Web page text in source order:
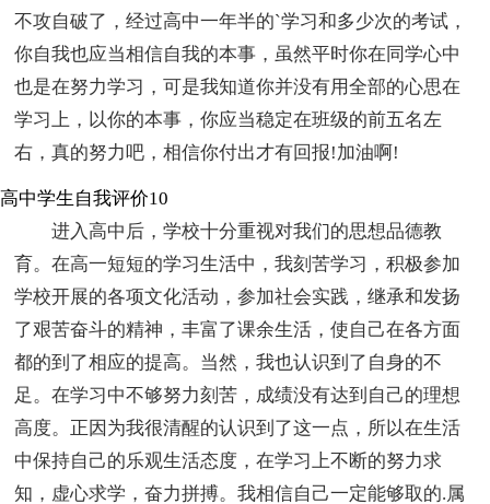
不攻自破了，经过高中一年半的`学习和多少次的考试，
你自我也应当相信自我的本事，虽然平时你在同学心中
也是在努力学习，可是我知道你并没有用全部的心思在
学习上，以你的本事，你应当稳定在班级的前五名左
右，真的努力吧，相信你付出才有回报!加油啊!
高中学生自我评价10
进入高中后，学校十分重视对我们的思想品德教
育。在高一短短的学习生活中，我刻苦学习，积极参加
学校开展的各项文化活动，参加社会实践，继承和发扬
了艰苦奋斗的精神，丰富了课余生活，使自己在各方面
都的到了相应的提高。当然，我也认识到了自身的不
足。在学习中不够努力刻苦，成绩没有达到自己的理想
高度。正因为我很清醒的认识到了这一点，所以在生活
中保持自己的乐观生活态度，在学习上不断的努力求
知，虚心求学，奋力拼搏。我相信自己一定能够取的.属